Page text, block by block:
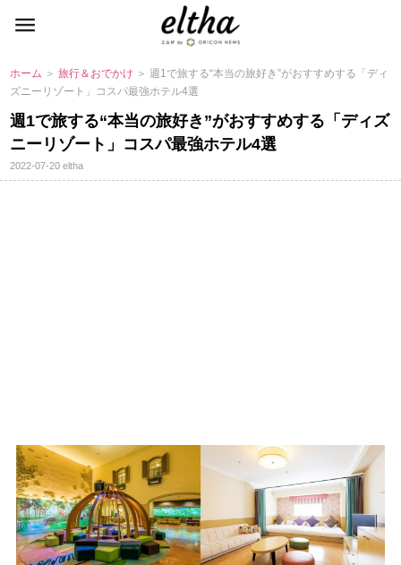
ホーム ＞旅行＆おでかけ ＞ 週1で旅する“本当の旅好き”がおすすめする「ディ
ズニーリゾート」コスパ最強ホテル4選
週1で旅する“本当の旅好き”がおすすめする「ディズ
ニーリゾート」コスパ最強ホテル4選
2022-07-20eltha